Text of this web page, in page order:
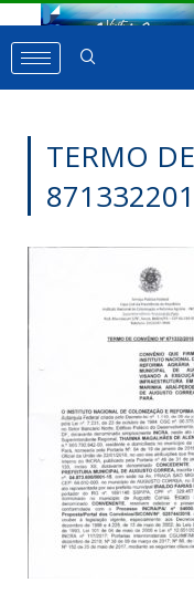
TERMO